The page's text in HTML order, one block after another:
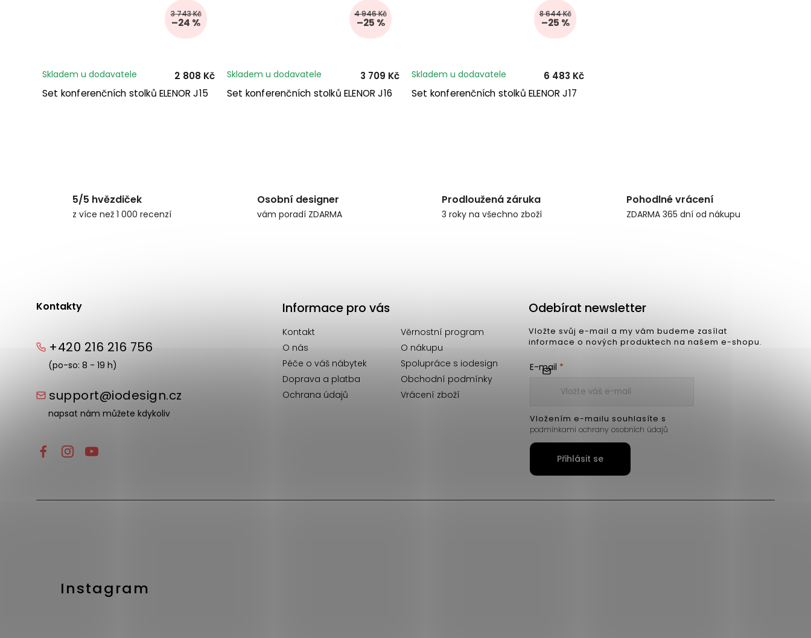
3 743 Kč
–24 %
Set konferenčních stolků ELENOR J15
Skladem u dodavatele 2 808 Kč
4 946 Kč
–25 %
Set konferenčních stolků ELENOR J16
Skladem u dodavatele 3 709 Kč
8 644 Kč
–25 %
Set konferenčních stolků ELENOR J17
Skladem u dodavatele 6 483 Kč
5/5 hvězdiček
z více než 1 000 recenzí
Osobní designer
vám poradí ZDARMA
Prodloužená záruka
3 roky na všechno zboží
Pohodlné vrácení
ZDARMA 365 dní od nákupu
Kontakty
+420 216 216 756
(po-so: 8 - 19 h)
support@iodesign.cz
napsat nám můžete kdykoliv
Informace pro vás
Kontakt
Věrnostní program
O nás
O nákupu
Péče o váš nábytek
Spolupráce s iodesign
Doprava a platba
Obchodní podmínky
Ochrana údajů
Vrácení zboží
Instagram
Odebírat newsletter
Vložte svůj e-mail a my vám budeme zasílat
informace o nových produktech na našem e-shopu.
E-mail
Vložením e-mailu souhlasíte s
podmínkami ochrany osobních údajů
Přihlásit se